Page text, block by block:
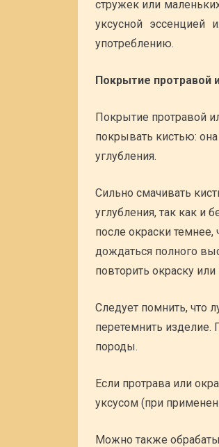
стружек или
уксусной эссенцией
употреблению.
Покрытие протравой
Покрытие протравой
покрывать кистью:
углубления.
Сильно смачивать
углубления, так как и
после окраски
дождаться полного
повторить окраску или
Следует помнить, что
перетемнить изделие.
породы.
Если протрава или
уксусом (при
Можно также